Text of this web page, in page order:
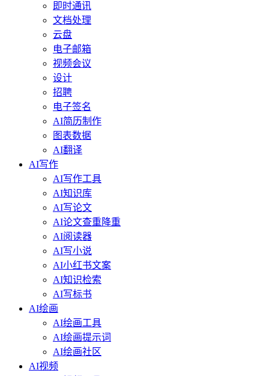
即时通讯
文档处理
云盘
电子邮箱
视频会议
设计
招聘
电子签名
AI简历制作
图表数据
AI翻译
AI写作
AI写作工具
AI知识库
AI写论文
AI论文查重降重
AI阅读器
AI写小说
AI小红书文案
AI知识检索
AI写标书
AI绘画
AI绘画工具
AI绘画提示词
AI绘画社区
AI视频